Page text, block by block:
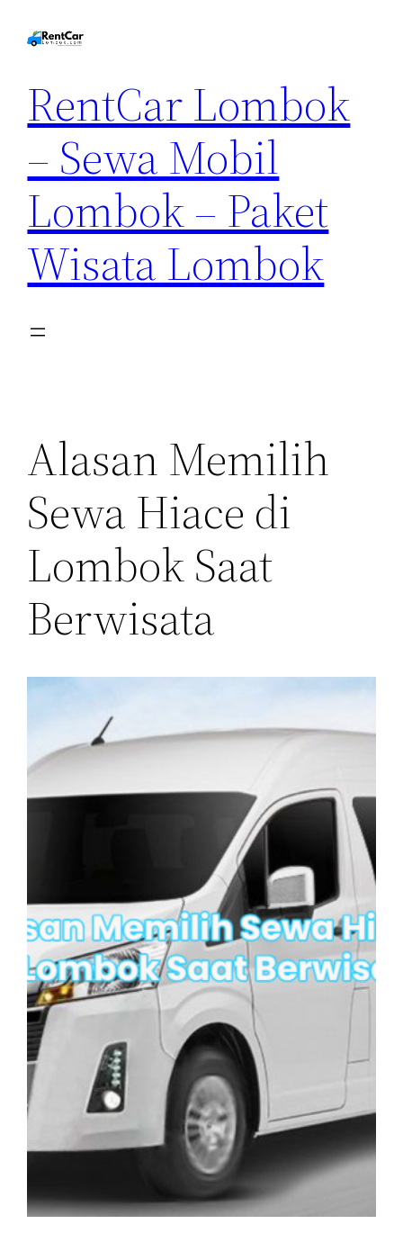
RentCar Lombok
– Sewa Mobil
Lombok – Paket
Wisata Lombok
Alasan Memilih
Sewa Hiace di
Lombok Saat
Berwisata